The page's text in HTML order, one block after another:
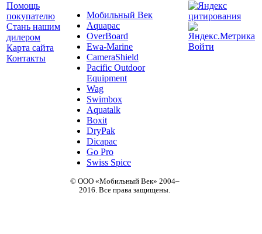
Помощь
покупателю
Стань нашим
дилером
Карта сайта
Контакты
Мобильный Век
Aquapac
OverBoard
Ewa-Marine
CameraShield
Pacific Outdoor
Equipment
Wag
Swimbox
Aquatalk
Boxit
DryPak
Dicapac
Go Pro
Swiss Spice
© ООО «Мобильный Век» 2004–
2016. Все права защищены.
Войти